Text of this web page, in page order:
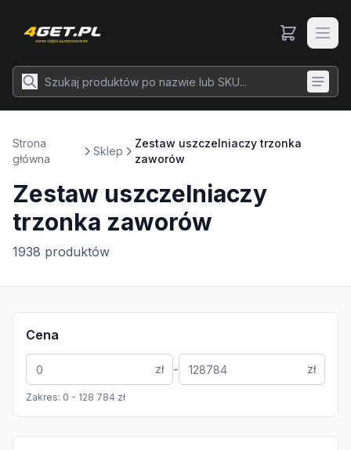
Strona
główna
Sklep
Zestaw uszczelniaczy trzonka
zaworów
Zestaw uszczelniaczy
trzonka zaworów
1938 produktów
Cena
zł - zł
Zakres: 0 - 128 784 zł